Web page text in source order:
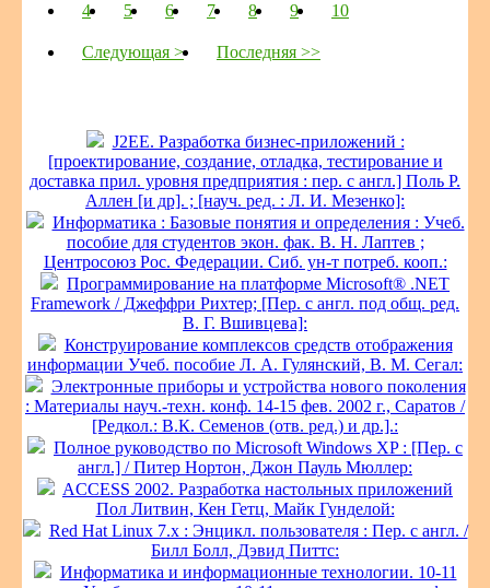
4 5 6 7 8 9 10
Следующая > Последняя >>
J2EE. Разработка бизнес-приложений :
[проектирование, создание, отладка, тестирование и
доставка прил. уровня предприятия : пер. с англ.] Поль Р.
Аллен [и др]. ; [науч. ред. : Л. И. Мезенко]:
Информатика : Базовые понятия и определения : Учеб.
пособие для студентов экон. фак. В. Н. Лаптев ;
Центросоюз Рос. Федерации. Сиб. ун-т потреб. кооп.:
Программирование на платформе Microsoft® .NET
Framework / Джеффри Рихтер; [Пер. с англ. под общ. ред.
В. Г. Вшивцева]:
Конструирование комплексов средств отображения
информации Учеб. пособие Л. А. Гулянский, В. М. Сегал:
Электронные приборы и устройства нового поколения
: Материалы науч.-техн. конф. 14-15 фев. 2002 г., Саратов /
[Редкол.: В.К. Семенов (отв. ред.) и др.].:
Полное руководство по Microsoft Windows XP : [Пер. с
англ.] / Питер Нортон, Джон Пауль Мюллер:
ACCESS 2002. Разработка настольных приложений
Пол Литвин, Кен Гетц, Майк Гунделой:
Red Hat Linux 7.x : Энцикл. пользователя : Пер. с англ. /
Билл Болл, Дэвид Питтс:
Информатика и информационные технологии. 10-11